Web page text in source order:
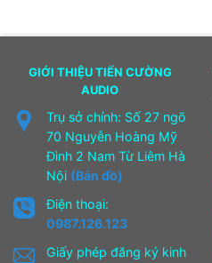
GIỚI THIỆU TIẾN CƯỜNG
AUDIO
Trụ sở chính: Số 27 ngõ
70 Nguyễn Hoàng Mỹ
Đình 2 Nam Từ Liêm Hà
Nội (Bản đồ)
Điện thoại:
0987.126.123
Giấy phép đăng ký kinh